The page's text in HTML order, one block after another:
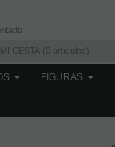
MI CESTA 0 artículos
FIGURAS